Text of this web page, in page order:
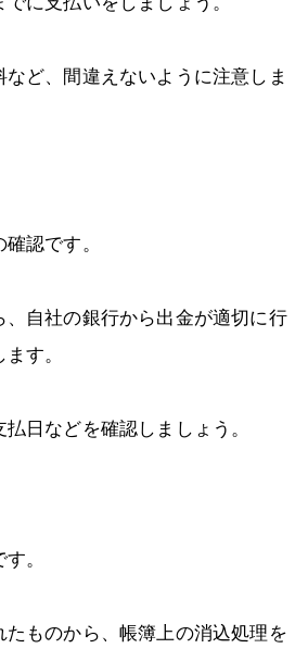
ど、間違えないように注意しま
認です。
、自社の銀行から出金が適切に行
す。
日などを確認しましょう。
。
ものから、帳簿上の消込処理を